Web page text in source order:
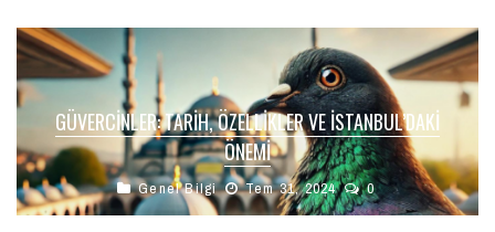
GÜVERCINLER: TARIH, ÖZELLIKLER VE İSTANBUL’DAKI
ÖNEMI
Genel Bilgi Tem 31, 2024 0